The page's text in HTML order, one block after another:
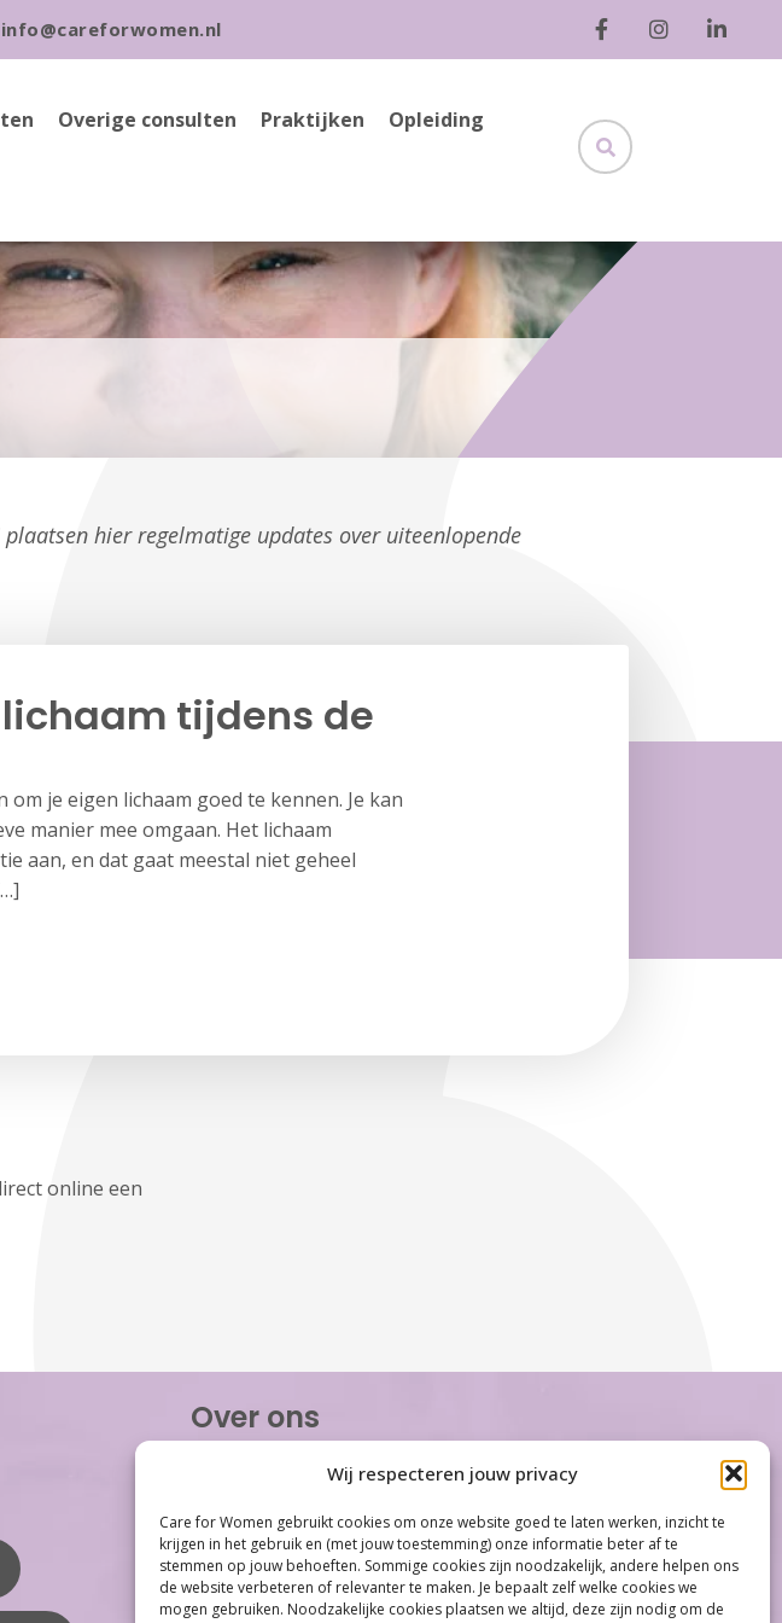
Wij respecteren jouw privacy
Care for Women gebruikt cookies om onze website goed te laten werken, inzicht te
krijgen in het gebruik en (met jouw toestemming) onze informatie beter af te
stemmen op jouw behoeften. Sommige cookies zijn noodzakelijk, andere helpen ons
de website verbeteren of relevanter te maken. Je bepaalt zelf welke cookies we
mogen gebruiken. Noodzakelijke cookies plaatsen we altijd, deze zijn nodig om de
info@careforwomen.nl
Overige consulten Praktijken Opleiding
hier regelmatige updates over uiteenlopende
tijdens de
je eigen lichaam goed te kennen. Je kan
manier mee omgaan. Het lichaam
aan, en dat gaat meestal niet geheel
online een
Over ons
Care for Women is de eerste organisatie die zich
inzet op het gebied van hormonale problemen bij
vrouwen. Met ruim 100 locaties behoort Care for
Women tot één van de grootste organisaties op
dit vakgebied...